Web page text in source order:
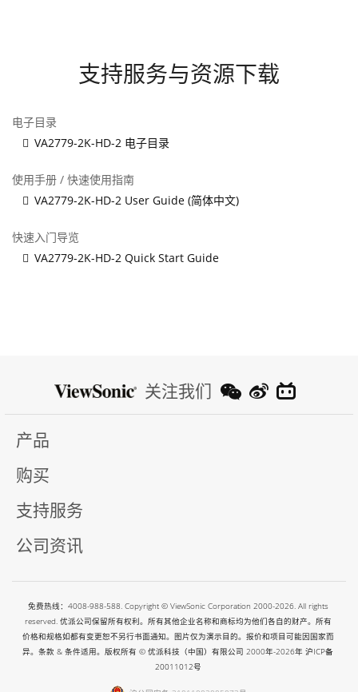
支持服务与资源下载
电子目录
VA2779-2K-HD-2 电子目录
使用手册 / 快速使用指南
VA2779-2K-HD-2 User Guide (简体中文)
快速入门导览
VA2779-2K-HD-2 Quick Start Guide
关注我们
产品
购买
支持服务
公司资讯
免费热线：4008-988-588. Copyright © ViewSonic Corporation 2000-2026. All rights
reserved. 优派公司保留所有权利。所有其他企业名称和商标均为他们各自的财产。所有
价格和规格如都有变更恕不另行书面通知。图片仅为演示目的。报价和项目可能因国家而
异。条款 & 条件适用。版权所有 © 优派科技（中国）有限公司 2000年-2026年沪ICP备
20011012号